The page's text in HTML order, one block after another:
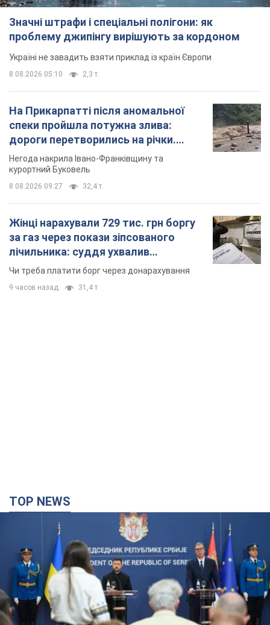
Значні штрафи і спеціальні полігони: як
проблему джипінгу вирішують за кордоном
Україні не завадить взяти приклад із країн Європи
8.08.2026 05:10 2,3 т.
На Прикарпатті після аномальної
спеки пройшла потужна злива:
дороги перетворились на річки.
Відео
Негода накрила Івано-Франківщину та
курортний Буковель
8.08.2026 09:27 32,4 т.
Жінці нарахували 729 тис. грн боргу
за газ через покази зіпсованого
лічильника: суддя ухвалив
неочікуване рішення
Чи треба платити борг через донарахування
9 часов назад 31,4 т.
TOP NEWS